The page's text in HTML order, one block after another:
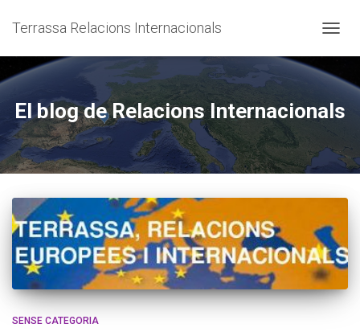
Terrassa Relacions Internacionals
El blog de Relacions Internacionals
SENSE CATEGORIA